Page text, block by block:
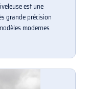
est une
grande précision
modernes